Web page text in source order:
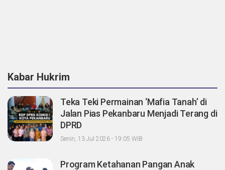
Kabar Hukrim
Teka Teki Permainan ‘Mafia Tanah’ di
Jalan Pias Pekanbaru Menjadi Terang di
DPRD
Senin, 13 Jul 2026 - 19:05 WIB
Program Ketahanan Pangan Anak